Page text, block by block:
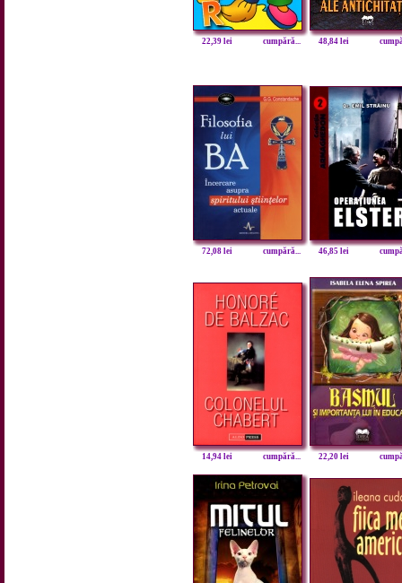
22,39 lei cumpără... 48,84 lei
72,08 lei cumpără... 46,85 lei
14,94 lei cumpără... 22,20 lei